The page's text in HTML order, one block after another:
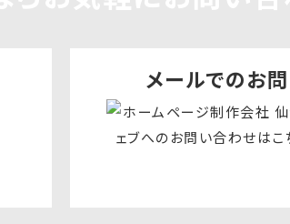
メールでのお